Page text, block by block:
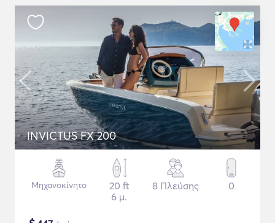
INVICTUS FX 200
Μηχανοκίνητο
20 ft
6 μ.
8 Πλεύσης 0